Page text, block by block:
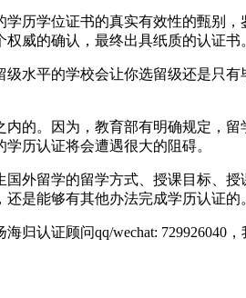
历学位证书的真实有效性的甄别
威的确认，最终出具纸质的认证书
水平的学校会让你选留级还是只
的。因为，教育部有明确规定，
历认证将会遭遇很大的阻碍。
外留学的留学方式、授课目标、
是能够有其他办法完成学历认证的
认证顾问qq/wechat: 729926040